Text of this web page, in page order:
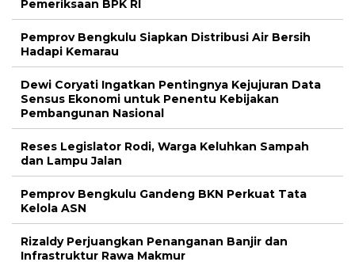
Pemeriksaan BPK RI
Pemprov Bengkulu Siapkan Distribusi Air Bersih
Hadapi Kemarau
Dewi Coryati Ingatkan Pentingnya Kejujuran Data
Sensus Ekonomi untuk Penentu Kebijakan
Pembangunan Nasional
Reses Legislator Rodi, Warga Keluhkan Sampah
dan Lampu Jalan
Pemprov Bengkulu Gandeng BKN Perkuat Tata
Kelola ASN
Rizaldy Perjuangkan Penanganan Banjir dan
Infrastruktur Rawa Makmur